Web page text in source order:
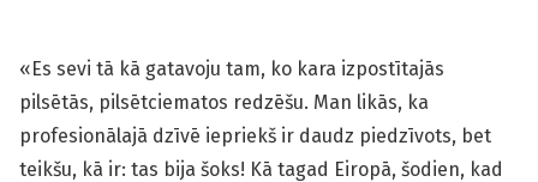
«Es sevi tā kā gatavoju tam, ko kara izpostītajās
pilsētās, pilsētciematos redzēšu. Man likās, ka
profesionālajā dzīvē iepriekš ir daudz piedzīvots, bet
teikšu, kā ir: tas bija šoks! Kā tagad Eiropā, šodien, kad